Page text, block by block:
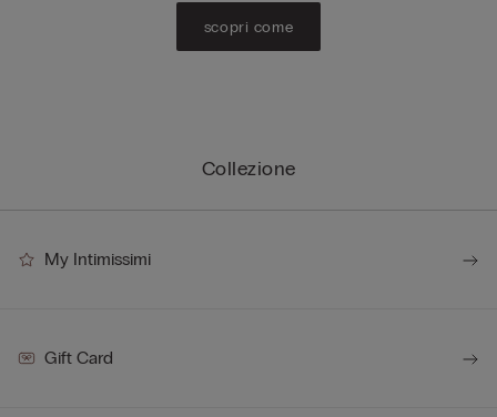
Collezione
scopri come
My Intimissimi
Gift Card